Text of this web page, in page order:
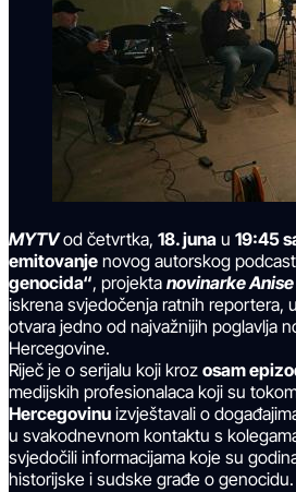
MYTV od četvrtka, 18. juna u 19:45
emitovanje novog autorskog
genocida“, projekta novinarke
iskrena svjedočenja ratnih reportera,
otvara jedno od najvažnijih poglavlja
Hercegovine.
Riječ je o serijalu koji kroz osam
medijskih profesionalaca koji su
Hercegovinu izvještavali o
u svakodnevnom kontaktu s
svjedočili informacijama koje su
historijske i sudske građe o genocidu.